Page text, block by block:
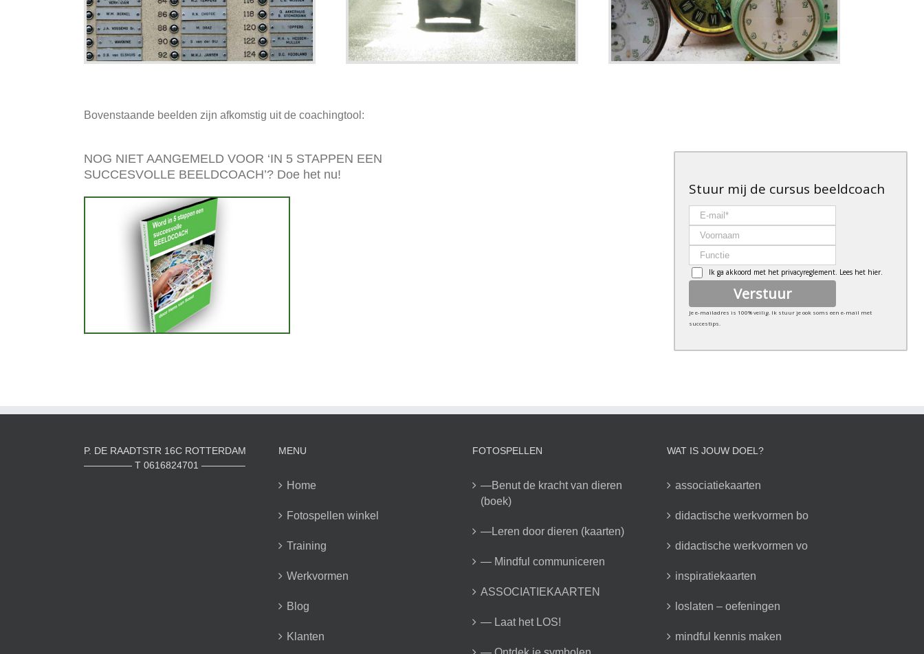
Bovenstaande beelden zijn afkomstig uit de coachingtool:
NOG NIET AANGEMELD VOOR ‘IN 5 STAPPEN EEN
SUCCESVOLLE BEELDCOACH’? Doe het nu!
Stuur mij de cursus beeldcoach
Voornaam
Functie
Ik ga akkoord met het privacyreglement. Lees het hier.
Verstuur
Je e-mailadres is 100% veilig. Ik stuur je ook soms een e-mail met
succestips.
P. DE RAADTSTR 16C ROTTERDAM
————— T 0616824701 ————–
MENU
Home
Fotospellen winkel
Training
Werkvormen
Blog
Klanten
FOTOSPELLEN
—Benut de kracht van dieren
(boek)
—Leren door dieren (kaarten)
— Mindful communiceren
ASSOCIATIEKAARTEN
— Laat het LOS!
WAT IS JOUW DOEL?
associatiekaarten
didactische werkvormen bo
didactische werkvormen vo
inspiratiekaarten
loslaten – oefeningen
mindful kennis maken